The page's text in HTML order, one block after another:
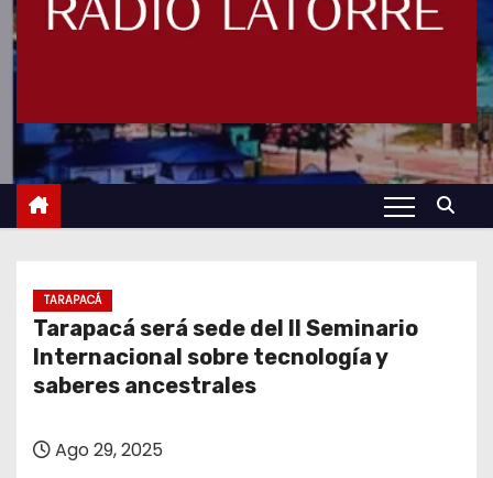
TARAPACÁ
Tarapacá será sede del II Seminario
Internacional sobre tecnología y
saberes ancestrales
Ago 29, 2025